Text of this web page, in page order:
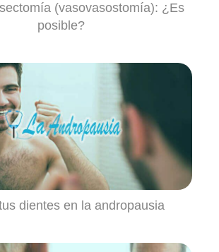
(vasovasostomía): ¿Es
posible?
dientes en la andropausia